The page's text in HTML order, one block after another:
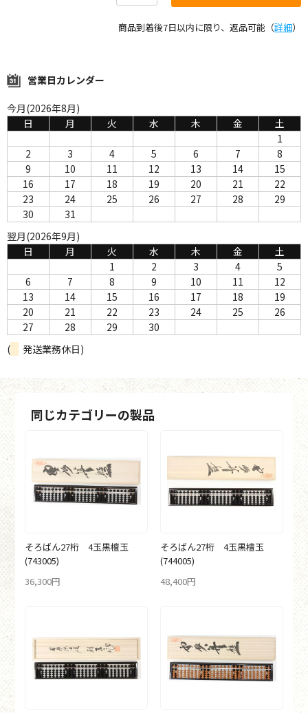
商品到着後7日以内に限り、返品可能（詳細）
営業日カレンダー
今月(2026年8月)
日
月 火 水 木 金
土
1
2
3 4 5 6 7
8
9
10 11 12 13 14
15
16
17 18 19 20 21
22
23
24 25 26 27 28
29
30
31
翌月(2026年9月)
日
月 火 水 木 金
土
1
2 3 4
5
6
7 8 9 10 11
12
13
14 15 16 17 18
19
20
21 22 23 24 25
26
27
28 29
30
(
発送業務休日)
同じカテゴリーの製品
そろばん27桁 4玉黒檀玉
(743005)
36,300円
そろばん27桁 4玉黒檀玉
(744005)
48,400円